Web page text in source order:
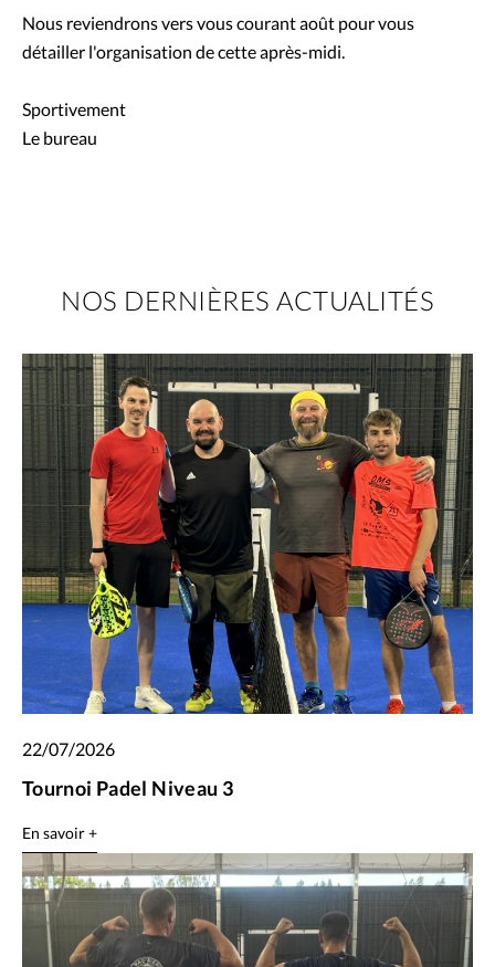
Nous reviendrons vers vous courant août pour vous
détailler l'organisation de cette après-midi.
Sportivement
Le bureau
NOS DERNIÈRES ACTUALITÉS
22/07/2026
Tournoi Padel Niveau 3
En savoir +